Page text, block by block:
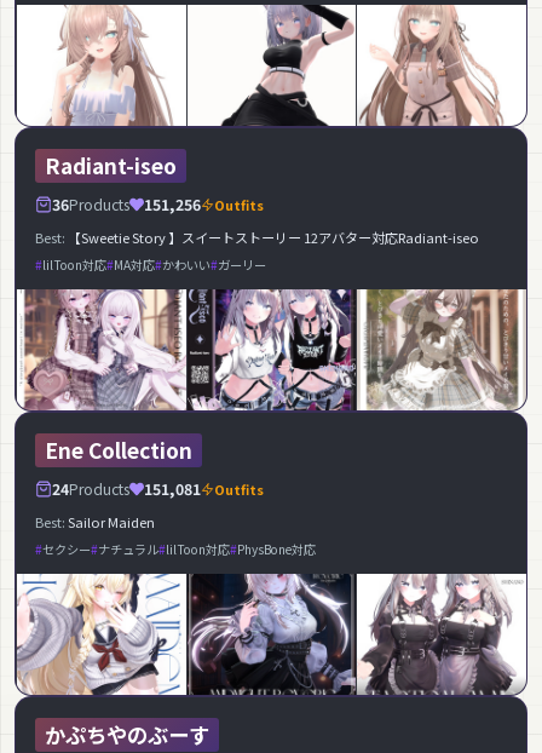
Radiant-iseo
36Products 151,256
Outfits
Best:
【Sweetie Story 】スイートストーリー 12アバター対応Radiant-iseo
lilToon対応 MA対応 かわいい ガーリー
Ene Collection
24Products 151,081
Outfits
Best:Sailor Maiden
セクシー ナチュラル lilToon対応 PhysBone対応
かぷちやのぶーす